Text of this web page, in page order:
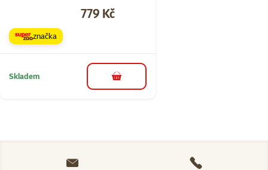
Cena
779 Kč
značka
Skladem do košíku